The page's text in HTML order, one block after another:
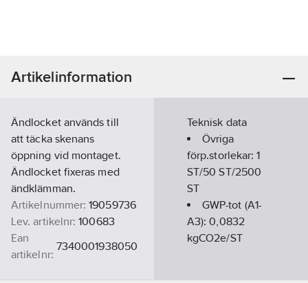
Artikelinformation
Ändlocket används till
att täcka skenans
öppning vid montaget.
Ändlocket fixeras med
ändklämman.
Artikelnummer: 19059736
Lev. artikelnr: 100683
Ean
artikelnr:
7340001938050
Teknisk data
Övriga
förp.storlekar:1
ST/50 ST/2500
ST
GWP-tot (A1-
A3):0,0832
kgCO2e/ST